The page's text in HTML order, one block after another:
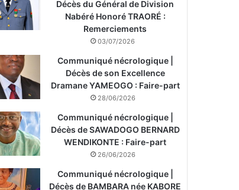
Décès du Général de Division
Nabéré Honoré TRAORÉ :
Remerciements
03/07/2026
Communiqué nécrologique |
Décès de son Excellence
Dramane YAMEOGO : Faire-part
28/06/2026
Communiqué nécrologique |
Décès de SAWADOGO BERNARD
WENDIKONTE : Faire-part
26/06/2026
Communiqué nécrologique |
Décès de BAMBARA née KABORE